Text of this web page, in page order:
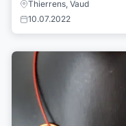
Thierrens, Vaud
10.07.2022